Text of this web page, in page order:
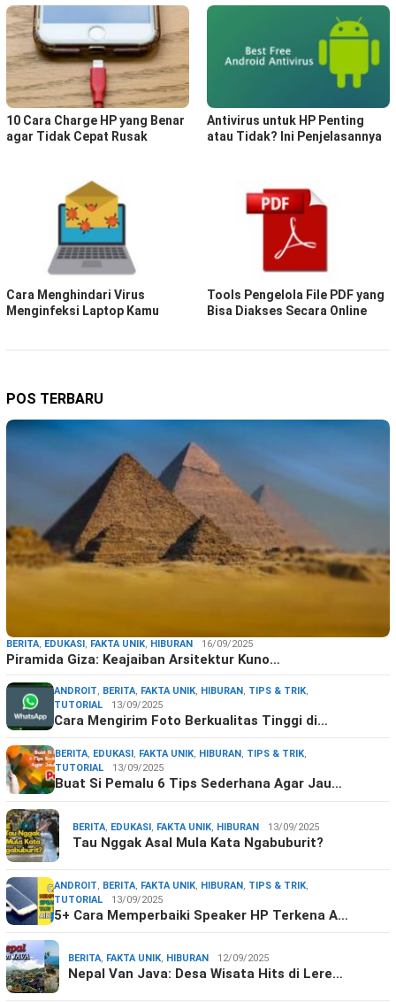
10 Cara Charge HP yang Benar
agar Tidak Cepat Rusak
Antivirus untuk HP Penting
atau Tidak? Ini Penjelasannya
Cara Menghindari Virus
Menginfeksi Laptop Kamu
Tools Pengelola File PDF yang
Bisa Diakses Secara Online
POS TERBARU
BERITA, EDUKASI, FAKTA UNIK, HIBURAN 16/09/2025
Piramida Giza: Keajaiban Arsitektur Kuno…
ANDROIT, BERITA, FAKTA UNIK, HIBURAN, TIPS & TRIK,
TUTORIAL
13/09/2025
Cara Mengirim Foto Berkualitas Tinggi di…
BERITA, EDUKASI, FAKTA UNIK, HIBURAN, TIPS & TRIK,
TUTORIAL
13/09/2025
Buat Si Pemalu 6 Tips Sederhana Agar Jau…
BERITA, EDUKASI, FAKTA UNIK, HIBURAN 13/09/2025
Tau Nggak Asal Mula Kata Ngabuburit?
ANDROIT, BERITA, FAKTA UNIK, HIBURAN, TIPS & TRIK,
TUTORIAL
13/09/2025
5+ Cara Memperbaiki Speaker HP Terkena A…
BERITA, FAKTA UNIK, HIBURAN 12/09/2025
Nepal Van Java: Desa Wisata Hits di Lere…